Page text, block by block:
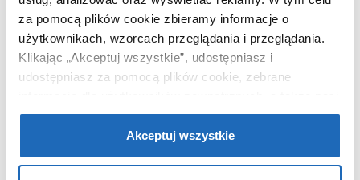
za pomocą plików cookie zbieramy informacje o
użytkownikach, wzorcach przeglądania i przeglądania.
Klikając „Akceptuj wszystkie”, udostępniasz i
udostępniasz za pomocą plików cookie, zebrane
partnerzy reklamowi.Jeśli chcesz, włącz „Tylko
wymagane pliki cookie”.Pamiętaj jednak, że
zablokowane niektóre pliki cookie mogą mieć wpływ na
Akceptuj wszystkie
Waga z opakowaniem
0,74 kg
Dane producenta
Zobacz